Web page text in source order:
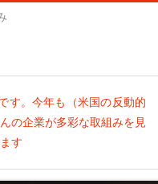
す。今年も（米国の反動的
の企業が多彩な取組みを見
す